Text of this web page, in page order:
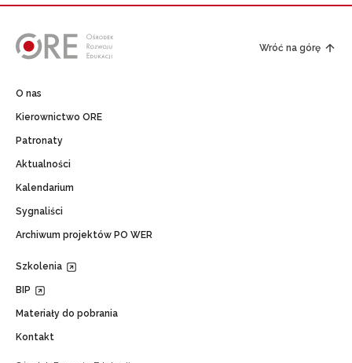
Wróć na górę
O nas
Kierownictwo ORE
Patronaty
Aktualności
Kalendarium
Sygnaliści
Archiwum projektów PO WER
Szkolenia
BIP
Materiały do pobrania
Kontakt